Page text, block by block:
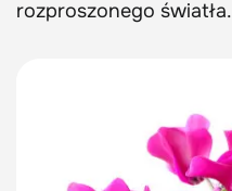
rozproszonego światła.